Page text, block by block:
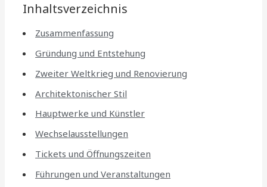
Inhaltsverzeichnis
Zusammenfassung
Gründung und Entstehung
Zweiter Weltkrieg und Renovierung
Architektonischer Stil
Hauptwerke und Künstler
Wechselausstellungen
Tickets und Öffnungszeiten
Führungen und Veranstaltungen